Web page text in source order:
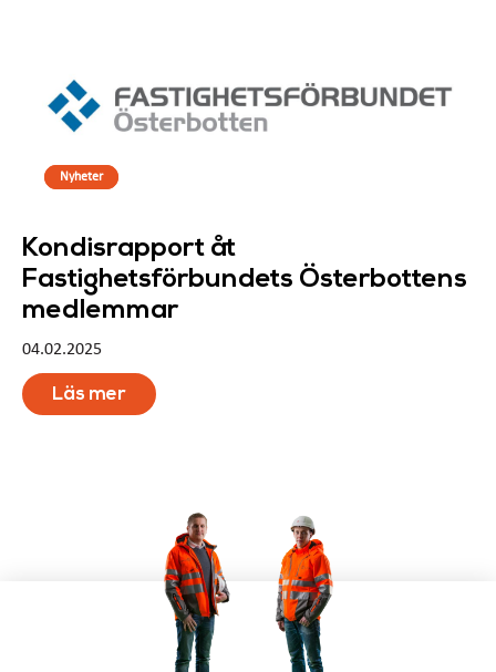
Nyheter
Kondisrapport åt
Fastighetsförbundets Österbottens
medlemmar
04.02.2025
Läs mer